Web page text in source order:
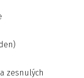
zesnulých